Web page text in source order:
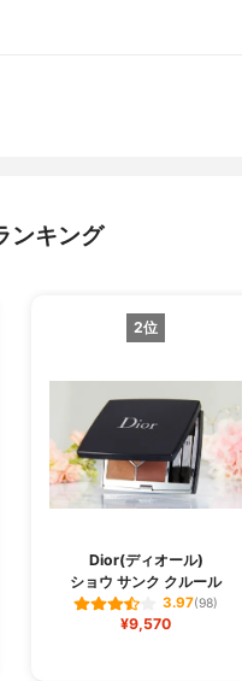
ンキング
2位
Dior(ディオール)
ショウ サンク クルール
3.97(98)
¥9,570